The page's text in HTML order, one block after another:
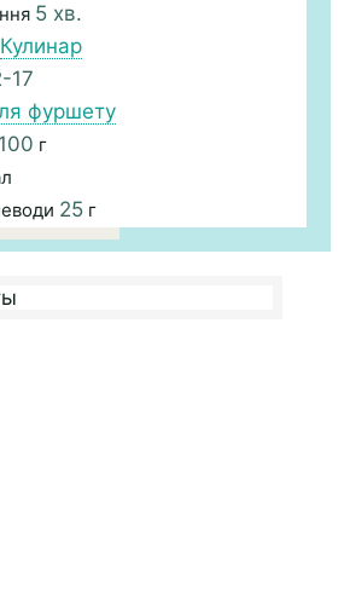
5 хв.
Кулинар
17
фуршету
100 г
25г